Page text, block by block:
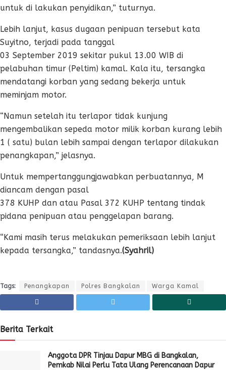
untuk di lakukan penyidikan,” tuturnya.
Lebih lanjut, kasus dugaan penipuan tersebut kata
Suyitno, terjadi pada tanggal
03 September 2019 sekitar pukul 13.00 WIB di
pelabuhan timur (Peltim) kamal. Kala itu, tersangka
mendatangi korban yang sedang bekerja untuk
meminjam motor.
“Namun setelah itu terlapor tidak kunjung
mengembalikan sepeda motor milik korban kurang lebih
1 ( satu) bulan lebih sampai dengan terlapor dilakukan
penangkapan,” jelasnya.
Untuk mempertanggungjawabkan perbuatannya, M
diancam dengan pasal
378 KUHP dan atau Pasal 372 KUHP tentang tindak
pidana penipuan atau penggelapan barang.
“Kami masih terus melakukan pemeriksaan lebih lanjut
kepada tersangka,” tandasnya.(Syahril)
Tags: Penangkapan Polres Bangkalan Warga Kamal
Berita Terkait
Anggota DPR Tinjau Dapur MBG di Bangkalan,
Pemkab Nilai Perlu Tata Ulang Perencanaan Dapur